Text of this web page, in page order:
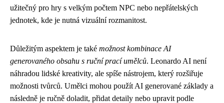
užitečný pro hry s velkým počtem NPC nebo nepřátelských
jednotek, kde je nutná vizuální rozmanitost.
Důležitým aspektem je také možnost kombinace AI
generovaného obsahu s ruční prací umělců. Leonardo AI není
náhradou lidské kreativity, ale spíše nástrojem, který rozšiřuje
možnosti tvůrců. Umělci mohou použít AI generované základy a
následně je ručně doladit, přidat detaily nebo upravit podle